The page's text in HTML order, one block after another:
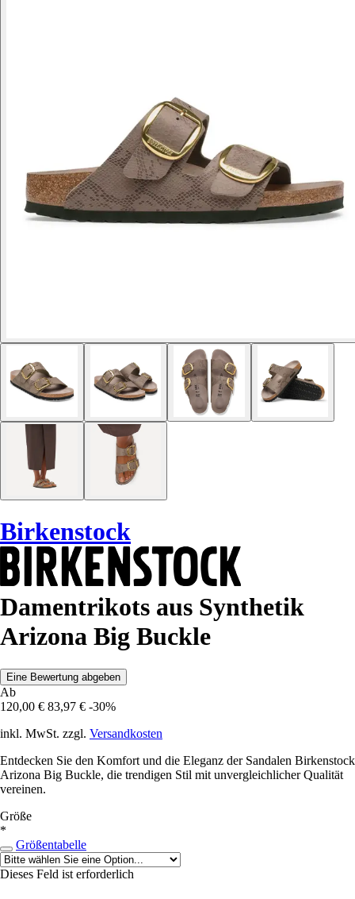
Birkenstock
Damentrikots aus Synthetik
Arizona Big Buckle
Eine Bewertung abgeben
Ab
120,00 € 83,97 € -30%
inkl. MwSt. zzgl. Versandkosten
Entdecken Sie den Komfort und die Eleganz der Sandalen Birkenstock
Arizona Big Buckle, die trendigen Stil mit unvergleichlicher Qualität
vereinen.
Größe
*
Größentabelle
Dieses Feld ist erforderlich